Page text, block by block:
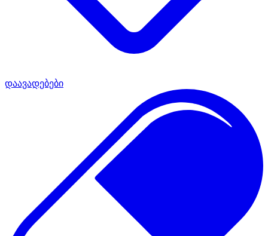
დაავადებები